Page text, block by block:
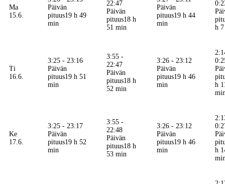
Ma
15.6.
Päivän
pituus19 h 49
min
22:47
Päivän
pituus18 h
51 min
Päivän
pituus19 h 44
min
h
Ti
16.6.
3:25 - 23:16
Päivän
pituus19 h 51
min
3:55 -
22:47
Päivän
pituus18 h
52 min
3:26 - 23:12
Päivän
pituus19 h 46
min
h
Ke
17.6.
3:25 - 23:17
Päivän
pituus19 h 52
min
3:55 -
22:48
Päivän
pituus18 h
53 min
3:26 - 23:12
Päivän
pituus19 h 46
min
h